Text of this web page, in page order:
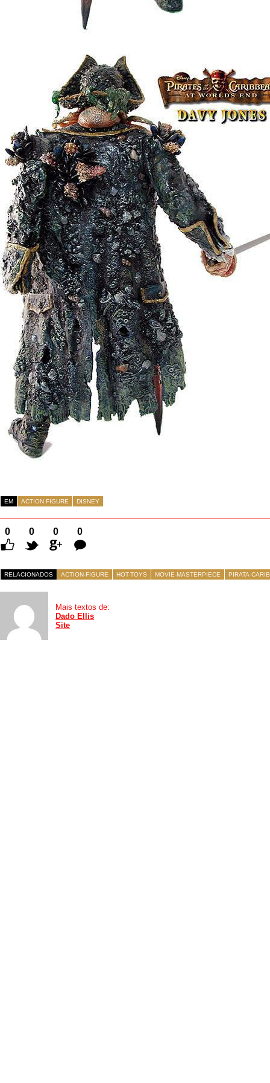
EM ACTION FIGURE DISNEY
0 0 0
0
Comentários
RELACIONADOS ACTION-FIGURE HOT-TOYS MOVIE-MASTERPIECE PIRATA-
Mais textos de:
Dado Ellis
Site